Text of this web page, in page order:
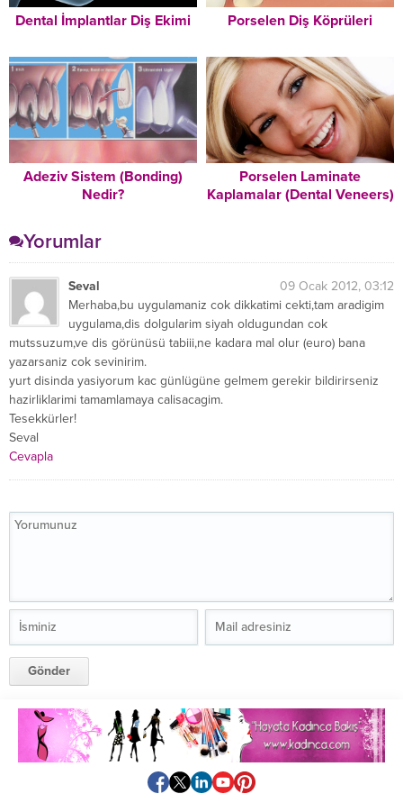
Dental İmplantlar Diş Ekimi Porselen Diş Köprüleri
Adeziv Sistem (Bonding)
Nedir?
Porselen Laminate
Kaplamalar (Dental Veneers)
Yorumlar
Seval
09 Ocak 2012, 03:12
Merhaba,bu uygulamaniz cok dikkatimi cekti,tam aradigim
uygulama,dis dolgularim siyah oldugundan cok
mutssuzum,ve dis görünüsü tabiii,ne kadara mal olur (euro) bana
yazarsaniz cok sevinirim.
yurt disinda yasiyorum kac günlügüne gelmem gerekir bildirirseniz
hazirliklarimi tamamlamaya calisacagim.
Tesekkürler!
Seval
Cevapla